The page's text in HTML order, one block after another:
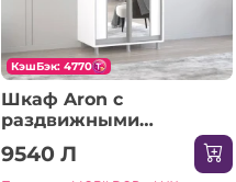
КэшБэк: 4770
Шкаф Aron с
раздвижными
дверями из ЛДСП с
вертикальным
9540 Л